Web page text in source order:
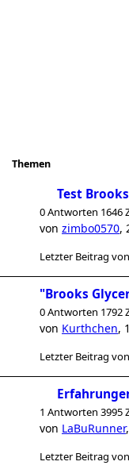
Themen
Test
0 Antworten 1646
von zimbo0570,
Letzter Beitrag von
"Brooks
0 Antworten 1792
von Kurthchen,
Letzter Beitrag von
1 Antworten 3995
von LaBuRunner,
Letzter Beitrag von